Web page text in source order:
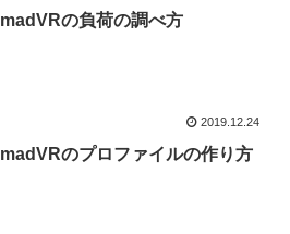
madVRの負荷の調べ方
2019.12.24
madVRのプロファイルの作り方